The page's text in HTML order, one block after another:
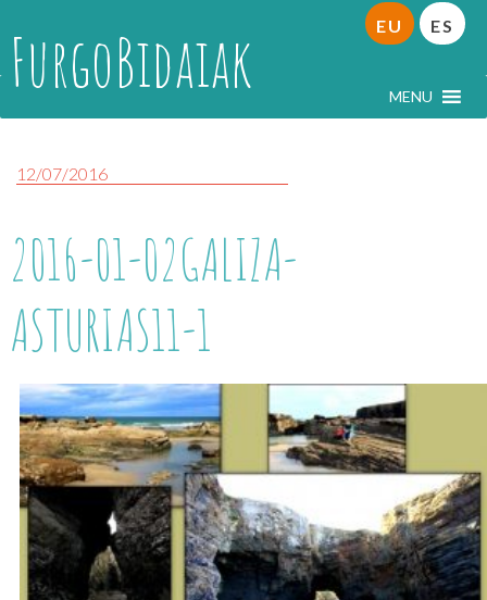
FurgoBidaiak MENU
EU ES
12/07/2016
2016-01-02GALIZA-
ASTURIAS11-1